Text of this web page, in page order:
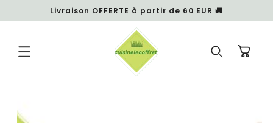
au
Livraison OFFERTE à partir de 60 EUR 🚚
Panier
produits